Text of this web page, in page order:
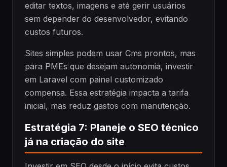
editar textos, imagens e até gerir usuários
sem depender do desenvolvedor, evitando
custos futuros.
Sites simples podem usar Cms prontos, mas
para PMEs que desejam autonomia, investir
em Laravel com painel customizado
compensa. Essa estratégia impacta a tarifa
inicial, mas reduz gastos com manutenção.
Estratégia 7: Planeje o SEO técnico
já na criação do site